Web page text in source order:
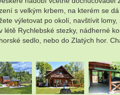
s velkým krbem, na kterém se
výletovat po okolí, navštívit
Rychlebské stezky, nádherné
sedlo, nebo do Zlatých hor.